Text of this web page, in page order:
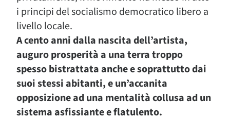
i principi del socialismo democratico libero a
livello locale.
A cento anni dalla nascita dell’artista,
auguro prosperità a una terra troppo
spesso bistrattata anche e soprattutto dai
suoi stessi abitanti, e un’accanita
opposizione ad una mentalità collusa ad un
sistema asfissiante e flatulento.